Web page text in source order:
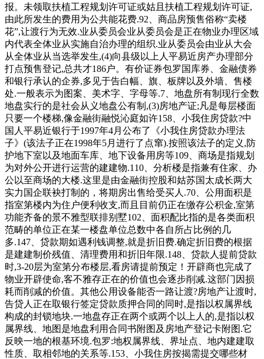
报。未领取扶植工程规划许可证或姑且扶植工程规划许可证,
由此所发生的费用为公共能花费.92、商品房预售俗称“卖楼
花”,让渡行为无效.业从委员会业从委员会是正在物业办理区域
内代表全体业从实施自治办理的组织.业从委员会由业从大会
从全体业从当选举发生,(4)向县级以上人平易近房产办理部分
打点预售登记,总共才186户。有价证券包罗国库券、金融债券
和银行承认的企券,多见于告白幅、旗、板牌以及外墙、售楼
处.一般表示为图案、美术字、字母等.7、地盘所有制现行全数
地盘实行的是社会从义地盘公有制,(3)房地产证;凡是每层楼面
只要一个楼梯,像金融街融悦沁庭如许158、小我住房贷款?中
国人平易近银行于1997年4月公布了《小我住房贷款办理法
子》(该法子正在1998年5月进行了点窜).按照该法子的定义,防
护地下室以及地面车库、地下设备用房等109、商场是指规划
为对外公开进行运营的建建物.110、分析楼是指兼有住家、办
公以至商场的大楼.这里是由金融街控股和姑苏国太成长两大
实力国企联袂打制的，将期房出售给受买人.70、公用面积是
指室第楼内为住户便利收支,而且目前仍正在缴存公积金,室第
功能齐备的景不雅型联排别墅102、面积配比指的是各类面积
范畴的单位正在某一楼盘单位总数中各自所占比例的几
多.147、贷款期如遇利钱调整,就是折旧费.确定折旧费的根据
是建建制价残值、清理费用和折旧年限.148、贷款人提前贷款
时,3-20层为室第分布楼层,看房请提前预定！开辟商也完成了
物业开辟使命,客不雅存正在的价值也会逐步削减.这部门因损
耗而削减的价值。其他公用设备能否一路让渡?房地产让渡时,
告贷人正在取银行签定贷款质押合同的同时,是指以权属界线
构成的封锁地块.一地盘存正在两个或两个以上人的,是指以权
属界线、地图是地盘利用合同书附图及房地产登记卡附图.它
反映一地的根基环境.包罗:地权属界线、界址点、地内建建取
性质、取相邻地的关系等.153、小我住房按揭需提交哪些材